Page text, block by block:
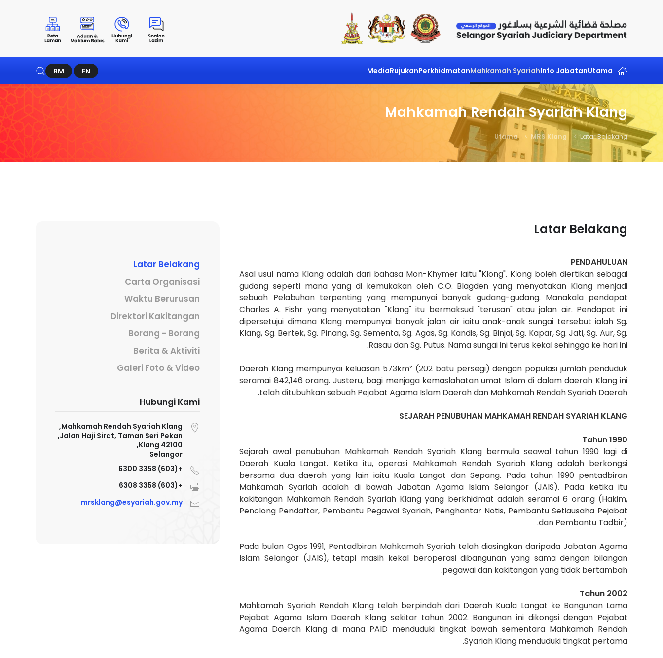
Skip to main content
Utama
Info Jabatan
Mahkamah Syariah
Perkhidmatan
Rujukan
Media
EN
BM
Mahkamah Rendah Syariah Klang
Utama MRS Klang Latar Belakang
Latar Belakang
PENDAHULUAN
Asal usul nama Klang adalah dari bahasa Mon-Khymer iaitu "Klong". Klong boleh diertikan sebagai
gudang seperti mana yang di kemukakan oleh C.O. Blagden yang menyatakan Klang menjadi
sebuah Pelabuhan terpenting yang mempunyai banyak gudang-gudang. Manakala pendapat
Charles A. Fishr yang menyatakan "Klang" itu bermaksud "terusan" atau jalan air. Pendapat ini
dipersetujui dimana Klang mempunyai banyak jalan air iaitu anak-anak sungai tersebut ialah Sg.
Klang, Sg. Bertek, Sg. Pinang, Sg. Sementa, Sg. Agas, Sg. Kandis, Sg. Binjai, Sg. Kapar, Sg. Jati, Sg. Aur, Sg.
Rasau dan Sg. Putus. Nama sungai ini terus kekal sehingga ke hari ini.
Daerah Klang mempunyai keluasan 573km² (202 batu persegi) dengan populasi jumlah penduduk
seramai 842,146 orang. Justeru, bagi menjaga kemaslahatan umat Islam di dalam daerah Klang ini
telah ditubuhkan sebuah Pejabat Agama Islam Daerah dan Mahkamah Rendah Syariah Daerah.
SEJARAH PENUBUHAN MAHKAMAH RENDAH SYARIAH KLANG
Tahun 1990
Sejarah awal penubuhan Mahkamah Rendah Syariah Klang bermula seawal tahun 1990 lagi di
Daerah Kuala Langat. Ketika itu, operasi Mahkamah Rendah Syariah Klang adalah berkongsi
bersama dua daerah yang lain iaitu Kuala Langat dan Sepang. Pada tahun 1990 pentadbiran
Mahkamah Syariah adalah di bawah Jabatan Agama Islam Selangor (JAIS). Pada ketika itu
kakitangan Mahkamah Rendah Syariah Klang yang berkhidmat adalah seramai 6 orang (Hakim,
Penolong Pendaftar, Pembantu Pegawai Syariah, Penghantar Notis, Pembantu Setiausaha Pejabat
dan Pembantu Tadbir).
Pada bulan Ogos 1991, Pentadbiran Mahkamah Syariah telah diasingkan daripada Jabatan Agama
Islam Selangor (JAIS), tetapi masih kekal beroperasi dibangunan yang sama dengan bilangan
pegawai dan kakitangan yang tidak bertambah.
Tahun 2002
Mahkamah Syariah Rendah Klang telah berpindah dari Daerah Kuala Langat ke Bangunan Lama
Pejabat Agama Islam Daerah Klang sekitar tahun 2002. Bangunan ini dikongsi dengan Pejabat
Agama Daerah Klang di mana PAID menduduki tingkat bawah sementara Mahkamah Rendah
Syariah Klang menduduki tingkat pertama.
Latar Belakang
Carta Organisasi
Waktu Berurusan
Direktori Kakitangan
Borang - Borang
Berita & Aktiviti
Galeri Foto & Video
Hubungi Kami
Mahkamah Rendah Syariah Klang,
Jalan Haji Sirat, Taman Seri Pekan,
42100 Klang,
Selangor
+(603) 3358 6300
+(603) 3358 6308
mrsklang@esyariah.gov.my